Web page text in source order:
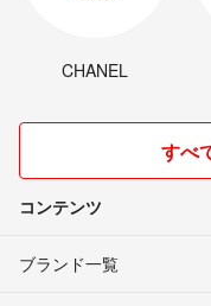
CHANEL
すべ
コンテンツ
ブランド一覧